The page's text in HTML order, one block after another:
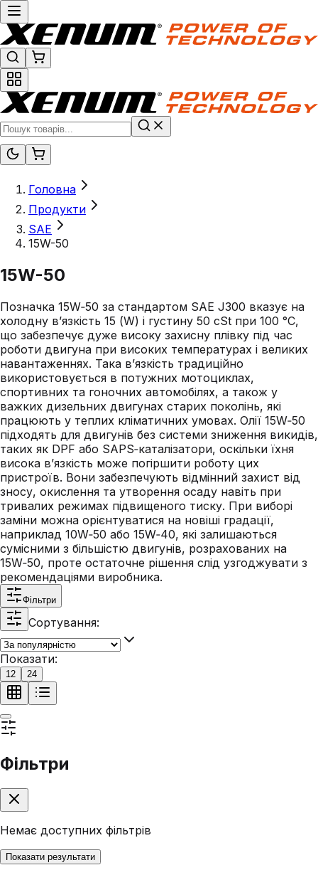
Головна
Продукти
SAE
15W-50
15W-50
Позначка 15W‑50 за стандартом SAE J300 вказує на
холодну в’язкість 15 (W) і густину 50 cSt при 100 °C,
що забезпечує дуже високу захисну плівку під час
роботи двигуна при високих температурах і великих
навантаженнях. Така в’язкість традиційно
використовується в потужних мотоциклах,
спортивних та гоночних автомобілях, а також у
важких дизельних двигунах старих поколінь, які
працюють у теплих кліматичних умовах. Олії 15W‑50
підходять для двигунів без системи зниження викидів,
таких як DPF або SAPS‑каталізатори, оскільки їхня
висока в’язкість може погіршити роботу цих
пристроїв. Вони забезпечують відмінний захист від
зносу, окислення та утворення осаду навіть при
тривалих режимах підвищеного тиску. При виборі
заміни можна орієнтуватися на новіші градації,
наприклад 10W‑50 або 15W‑40, які залишаються
сумісними з більшістю двигунів, розрахованих на
15W‑50, проте остаточне рішення слід узгоджувати з
рекомендаціями виробника.
Фільтри
Сортування:
Показати:
12 24
Фільтри
Немає доступних фільтрів
Показати результати